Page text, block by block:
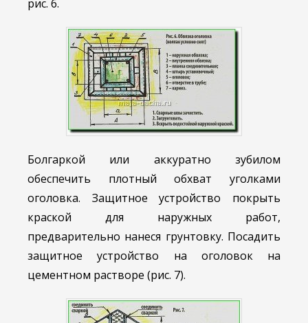
рис. 6.
Болгаркой или аккуратно зубилом
обеспечить плотный обхват уголками
оголовка. Защитное устройство покрыть
краской для наружных работ,
предварительно нанеся грунтовку. Посадить
защитное устройство на оголовок на
цементном растворе (рис. 7).